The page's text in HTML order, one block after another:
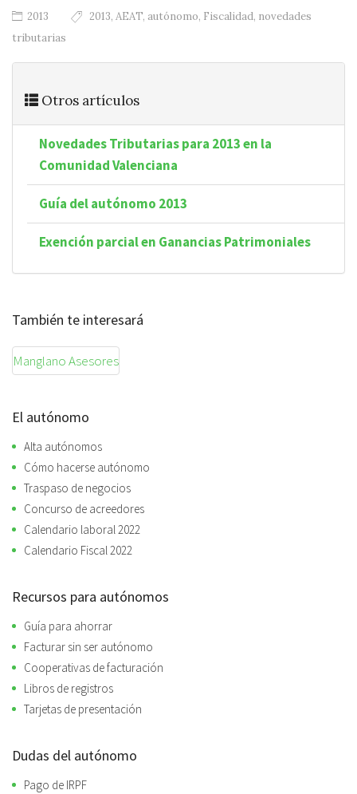
2013 2013, AEAT, autónomo, Fiscalidad, novedades
tributarias
Otros artículos
Novedades Tributarias para 2013 en la
Comunidad Valenciana
Guía del autónomo 2013
Exención parcial en Ganancias Patrimoniales
También te interesará
Manglano Asesores
El autónomo
Alta autónomos
Cómo hacerse autónomo
Traspaso de negocios
Concurso de acreedores
Calendario laboral 2022
Calendario Fiscal 2022
Recursos para autónomos
Guía para ahorrar
Facturar sin ser autónomo
Cooperativas de facturación
Libros de registros
Tarjetas de presentación
Dudas del autónomo
Pago de IRPF